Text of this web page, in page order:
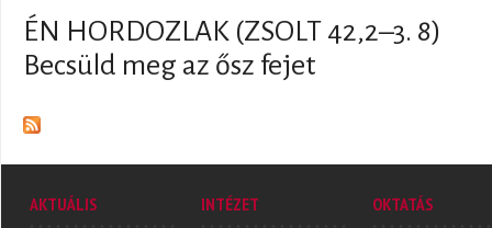
ÉN HORDOZLAK (ZSOLT 42,2–3. 8)
Becsüld meg az ősz fejet
AKTUÁLIS
INTÉZET
OKTATÁS